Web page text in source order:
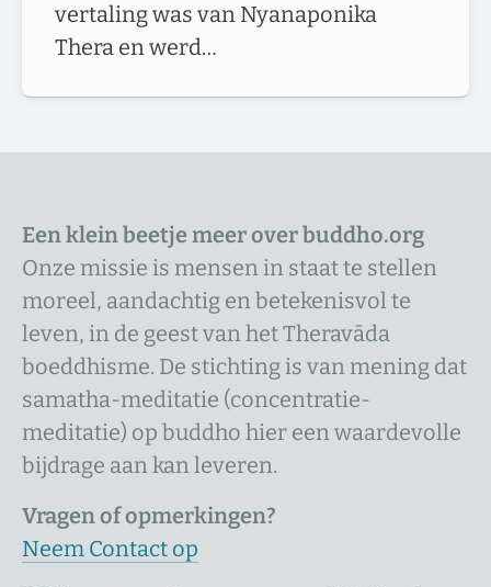
vertaling was van Nyanaponika
Thera en werd…
Een klein beetje meer over buddho.org
Onze missie is mensen in staat te stellen
moreel, aandachtig en betekenisvol te
leven, in de geest van het Theravāda
boeddhisme. De stichting is van mening dat
samatha-meditatie (concentratie-
meditatie) op buddho hier een waardevolle
bijdrage aan kan leveren.
Vragen of opmerkingen?
Neem Contact op